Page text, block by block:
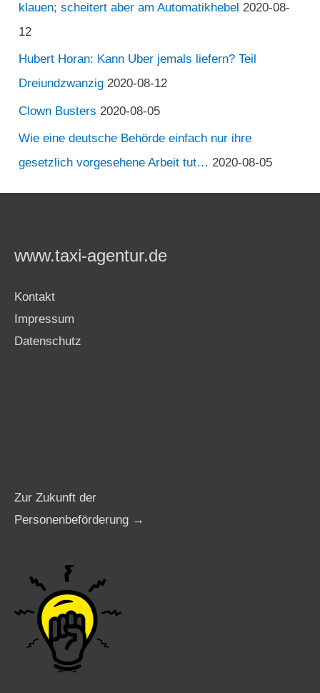
klauen; scheitert aber am Automatikhebel 2020-08-
12
Hubert Horan: Kann Uber jemals liefern? Teil
Dreiundzwanzig 2020-08-12
Clown Busters 2020-08-05
Wie eine deutsche Behörde einfach nur ihre
gesetzlich vorgesehene Arbeit tut… 2020-08-05
www.taxi-agentur.de
Kontakt
Impressum
Datenschutz
Zur Zukunft der
Personenbeförderung →